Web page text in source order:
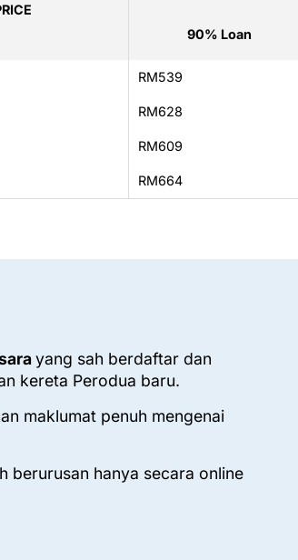
90% Loan
RM539
RM628
RM609
RM664
yang sah berdaftar dan
kereta Perodua baru.
maklumat penuh mengenai
berurusan hanya secara online